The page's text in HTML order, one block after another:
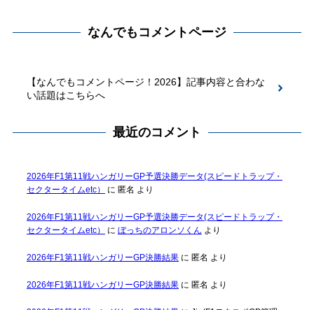
なんでもコメントページ
【なんでもコメントページ！2026】記事内容と合わな
い話題はこちらへ
最近のコメント
2026年F1第11戦ハンガリーGP予選決勝データ(スピードトラップ・
セクタータイムetc）
に 匿名 より
2026年F1第11戦ハンガリーGP予選決勝データ(スピードトラップ・
セクタータイムetc）
に ぼっちのアロンソくん より
2026年F1第11戦ハンガリーGP決勝結果に 匿名 より
2026年F1第11戦ハンガリーGP決勝結果に 匿名 より